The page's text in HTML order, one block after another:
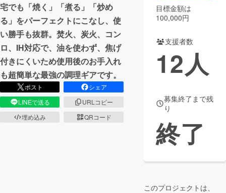
CAMPFIREふるさと納税
コミュニティ
宅でも「焼く」「煮る」「炒め
る」をパーフェクトにこなし、使
い勝手も抜群。焚火、炭火、コン
ロ、IH対応で、油を使わず、焦げ
付きにくいため使用後のお手入れ
も超簡単な最強の調理ギアです。
ポスト
シェア
LINEで送る
URLコピー
埋め込み
QRコード
目標金額は
100,000円
支援者数
12人
募集終了まで残
り
終了
このプロジェクトは、